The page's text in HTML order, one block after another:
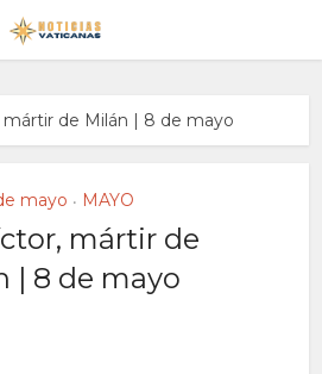
mártir de Milán | 8 de mayo
mayo • MAYO
mártir de
| 8 de mayo